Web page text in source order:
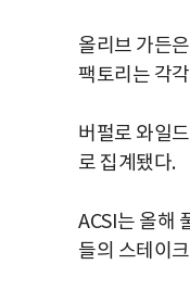
올리브 가든
팩토리는 각
버펄로 와일
로 집계됐다.
ACSI는 올해
들의 스테이